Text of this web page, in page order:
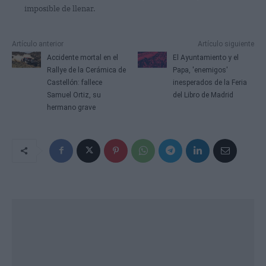
imposible de llenar.
Artículo anterior
Accidente mortal en el
Rallye de la Cerámica de
Castellón: fallece
Samuel Ortiz, su
hermano grave
Artículo siguiente
El Ayuntamiento y el
Papa, 'enemigos'
inesperados de la Feria
del Libro de Madrid